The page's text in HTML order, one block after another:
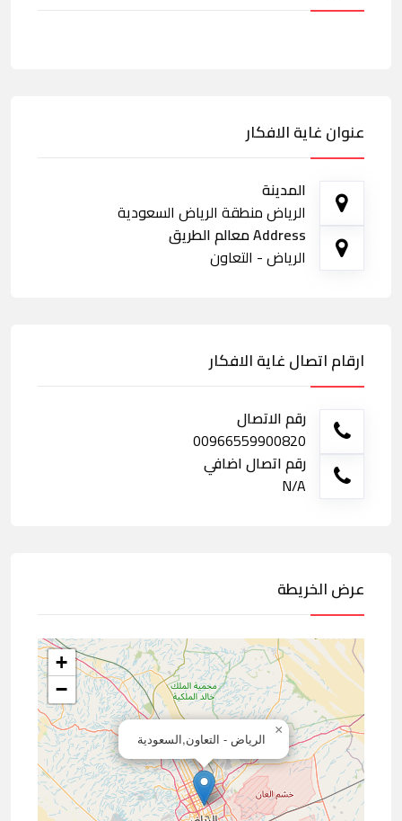
عنوان غاية الافكار
المدينة
الرياض منطقة الرياض السعودية
Address معالم الطريق
الرياض - التعاون
ارقام اتصال غاية الافكار
رقم الاتصال
00966559900820
رقم اتصال اضافي
N/A
عرض الخريطة
الرياض - التعاون,السعودية
×
+
−